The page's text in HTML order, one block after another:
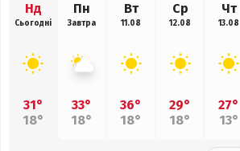
Нд
Сьогодні
31°
18°
Пн
Завтра
33°
18°
Вт
11.08
36°
18°
Ср
12.08
29°
18°
Чт
13.08
27°
13°